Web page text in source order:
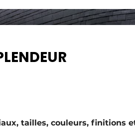
tailles, couleurs, finitions